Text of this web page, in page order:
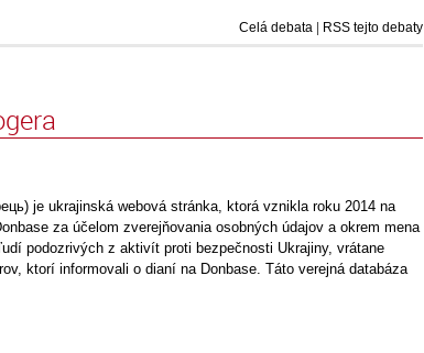
Celá debata RSS tejto debaty
je ukrajinská webová stránka, ktorá vznikla roku 2014 na
za účelom zverejňovania osobných údajov a okrem mena
podozrivých z aktivít proti bezpečnosti Ukrajiny, vrátane
ktorí informovali o dianí na Donbase. Táto verejná databáza